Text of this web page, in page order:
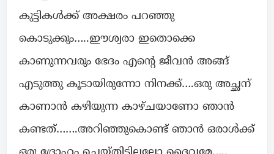
കുട്ടികൾക്ക് അക്ഷരം പറഞ്ഞു
കൊടുക്കും…..ഈശ്വരാ ഇതൊക്കെ
കാണുന്നവരും ഭേദം എന്റെ ജീവൻ അങ്ങ്
എടുത്തു കൂടായിരുന്നോ നിനക്ക്….ഒരു അച്ഛന്
കാണാൻ കഴിയുന്ന കാഴ്ചയാണോ ഞാൻ
കണ്ടത്…….അറിഞ്ഞുകൊണ്ട് ഞാൻ ഒരാൾക്ക്